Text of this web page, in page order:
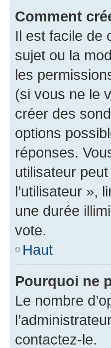
Comment
Il est facile de
sujet ou la
les
(si vous ne le
créer des
options
réponses.
utilisateur
l’utilisateur »,
une durée
vote.
Haut
Pourquoi ne
Le nombre
contactez-le.